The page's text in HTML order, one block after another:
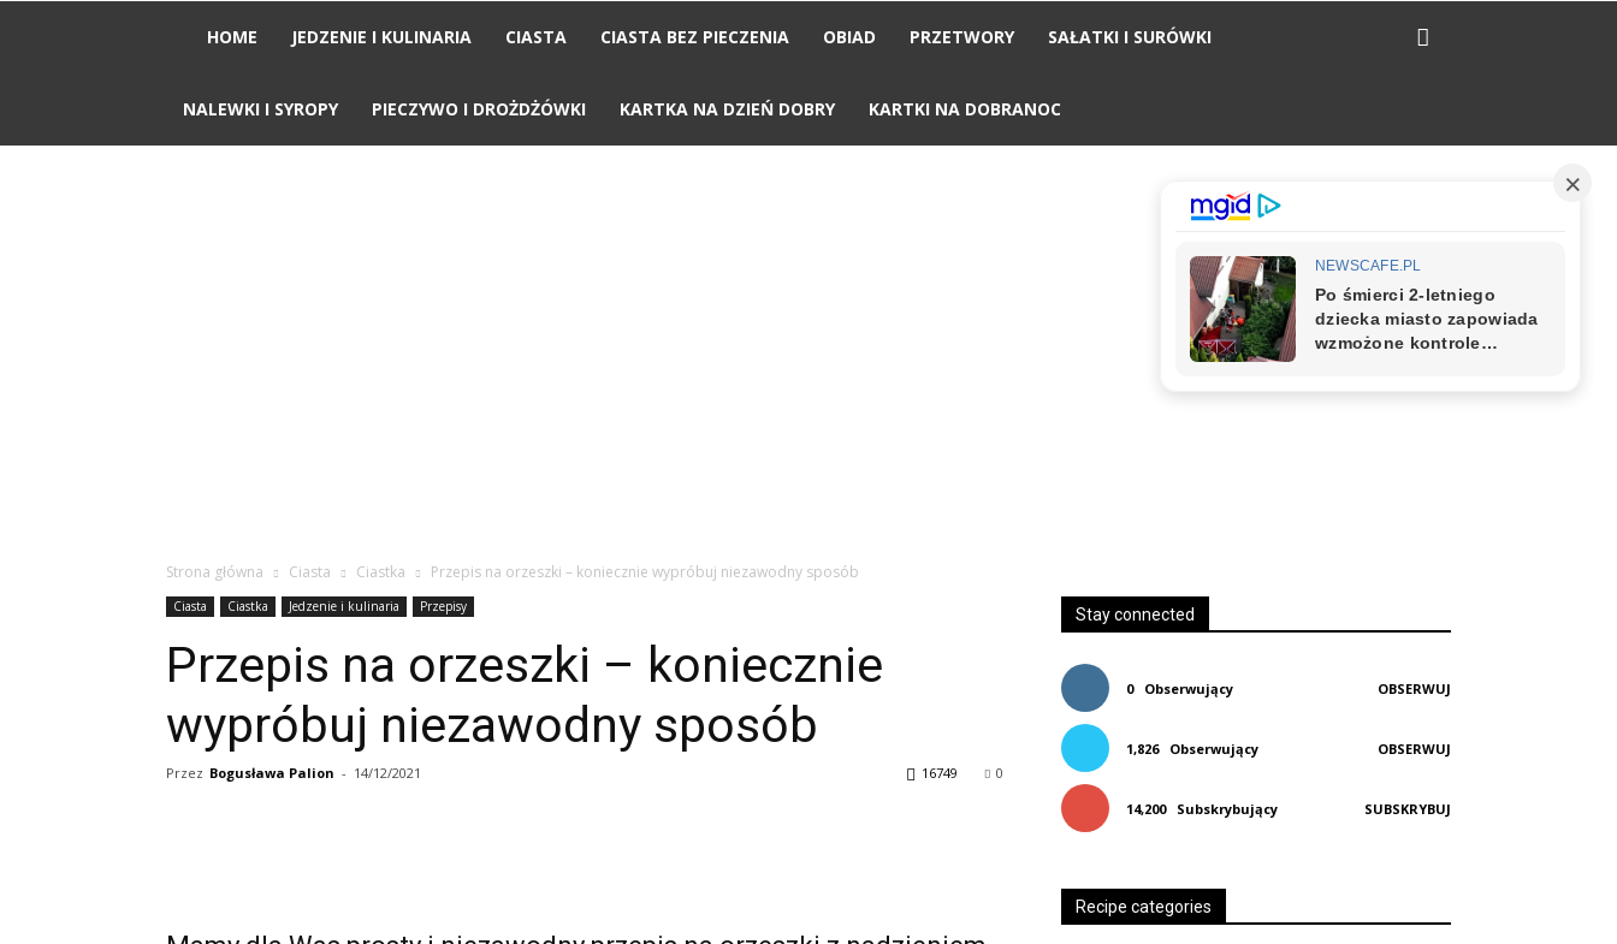
News
Cafe
HOME JEDZENIE I KULINARIA CIASTA CIASTA BEZ PIECZENIA OBIAD PRZETWORY SAŁATKI I SURÓWKI
NALEWKI I SYROPY PIECZYWO I DROŻDŻÓWKI KARTKA NA DZIEŃ DOBRY KARTKI NA DOBRANOC
Strona główna Ciasta Ciastka Przepis na orzeszki – koniecznie wypróbuj niezawodny sposób
Ciasta Ciastka Jedzenie i kulinaria Przepisy
Przepis na orzeszki – koniecznie
wypróbuj niezawodny sposób
Przez Bogusława Palion - 14/12/2021 0
16749
Stay connected
0 Obserwujący OBSERWUJ
1,826 Obserwujący OBSERWUJ
14,200 Subskrybujący SUBSKRYBUJ
Recipe categories